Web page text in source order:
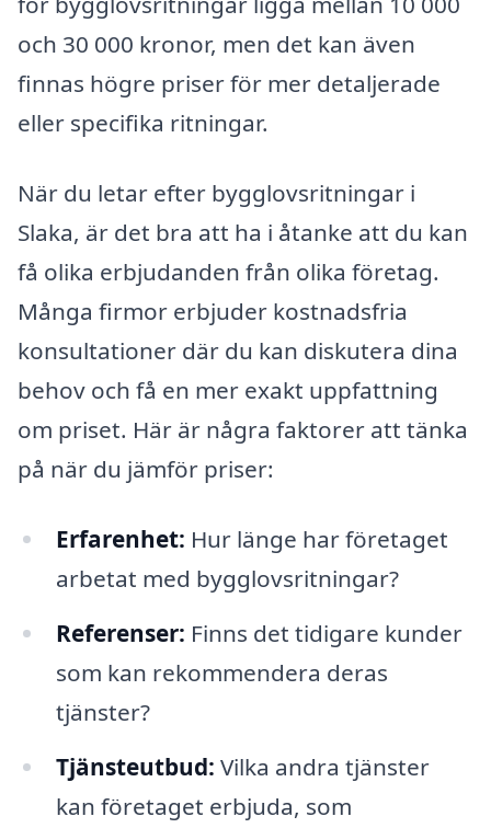
och 30 000 kronor, men det kan även
finnas högre priser för mer detaljerade
eller specifika ritningar.
När du letar efter bygglovsritningar i
Slaka, är det bra att ha i åtanke att du kan
få olika erbjudanden från olika företag.
Många firmor erbjuder kostnadsfria
konsultationer där du kan diskutera dina
behov och få en mer exakt uppfattning
om priset. Här är några faktorer att tänka
på när du jämför priser:
Erfarenhet: Hur länge har företaget
arbetat med bygglovsritningar?
Referenser: Finns det tidigare kunder
som kan rekommendera deras
tjänster?
Tjänsteutbud: Vilka andra tjänster
kan företaget erbjuda, som